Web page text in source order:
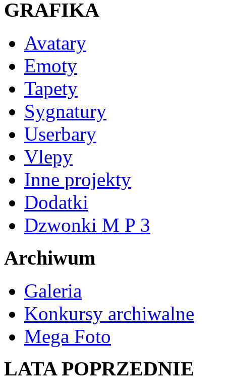
GRAFIKA
Avatary
Emoty
Tapety
Sygnatury
Userbary
Vlepy
Inne projekty
Dodatki
Dzwonki M P 3
Archiwum
Galeria
Konkursy archiwalne
Mega Foto
LATA POPRZEDNIE